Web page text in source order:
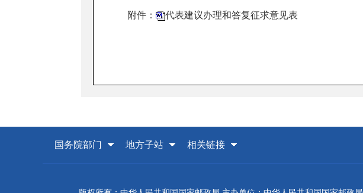
附件： 代表建议办理和答复征求意见表
国务院部门 地方子站 相关链接